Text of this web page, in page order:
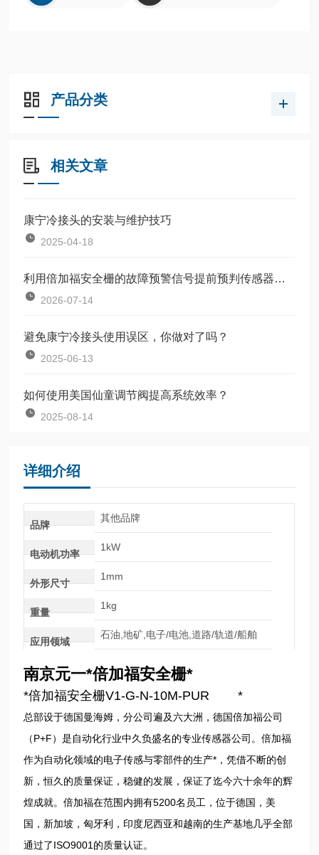
产品分类
相关文章
康宁冷接头的安装与维护技巧
2025-04-18
利用倍加福安全栅的故障预警信号提前预判传感器失效
2026-07-14
避免康宁冷接头使用误区，你做对了吗？
2025-06-13
如何使用美国仙童调节阀提高系统效率？
2025-08-14
详细介绍
品牌
其他品牌
电动机功率
1kW
外形尺寸
1mm
重量
1kg
应用领域
石油,地矿,电子/电池,道路/轨道/船舶
南京元一*倍加福安全栅*
*倍加福安全栅V1-G-N-10M-PUR *
总部设于德国曼海姆，分公司遍及六大洲，德国倍加福公司
（P+F）是自动化行业中久负盛名的专业传感器公司。倍加福
作为自动化领域的电子传感与零部件的生产*，凭借不断的创
新，恒久的质量保证，稳健的发展，保证了迄今六十余年的辉
煌成就。倍加福在范围内拥有5200名员工，位于德国，美
国，新加坡，匈牙利，印度尼西亚和越南的生产基地几乎全部
通过了ISO9001的质量认证。